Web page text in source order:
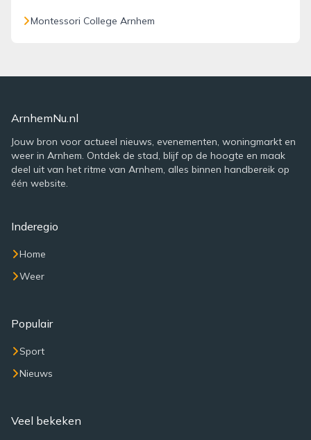
Montessori College Arnhem
ArnhemNu.nl
Jouw bron voor actueel nieuws, evenementen, woningmarkt en
weer in Arnhem. Ontdek de stad, blijf op de hoogte en maak
deel uit van het ritme van Arnhem, alles binnen handbereik op
één website.
Inderegio
Home
Weer
Populair
Sport
Nieuws
Veel bekeken